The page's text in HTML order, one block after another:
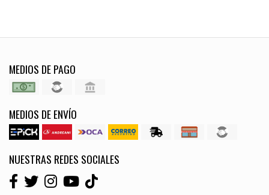
MEDIOS DE PAGO
MEDIOS DE ENVÍO
NUESTRAS REDES SOCIALES